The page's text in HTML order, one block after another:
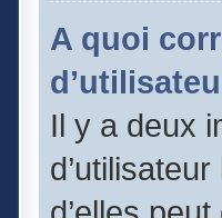
A quoi
Il y a deux